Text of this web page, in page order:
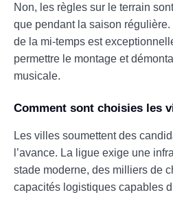
Non, les règles sur le terrain
que pendant la saison
de la mi-temps est
permettre le montage et
musicale.
Comment sont choisies les
Les villes soumettent des
l’avance. La ligue exige une
stade moderne, des milliers de
capacités logistiques capables